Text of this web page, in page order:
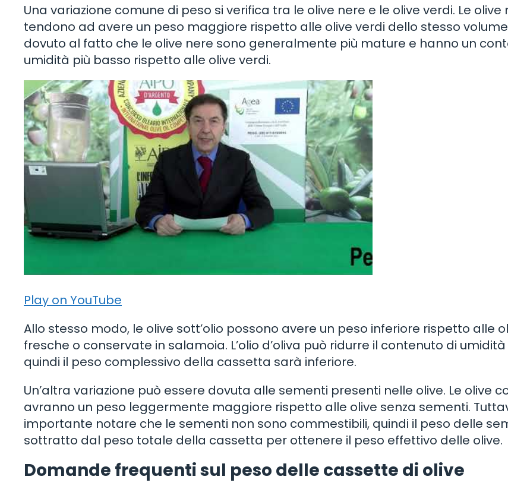
Una variazione comune di peso si verifica tra le olive nere e le olive verdi. Le olive
tendono ad avere un peso maggiore rispetto alle olive verdi dello stesso
dovuto al fatto che le olive nere sono generalmente più mature e hanno un
umidità più basso rispetto alle olive verdi.
Play on YouTube
Allo stesso modo, le olive sott’olio possono avere un peso inferiore rispetto alle
fresche o conservate in salamoia. L’olio d’oliva può ridurre il contenuto di
quindi il peso complessivo della cassetta sarà inferiore.
Un’altra variazione può essere dovuta alle sementi presenti nelle olive. Le olive
avranno un peso leggermente maggiore rispetto alle olive senza sementi.
importante notare che le sementi non sono commestibili, quindi il peso delle
sottratto dal peso totale della cassetta per ottenere il peso effettivo delle olive.
Domande frequenti sul peso delle cassette di olive